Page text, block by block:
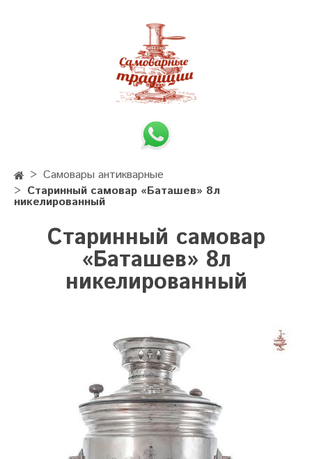
Самовары антикварные
Старинный самовар «Баташев» 8л
никелированный
Старинный самовар
«Баташев» 8л
никелированный